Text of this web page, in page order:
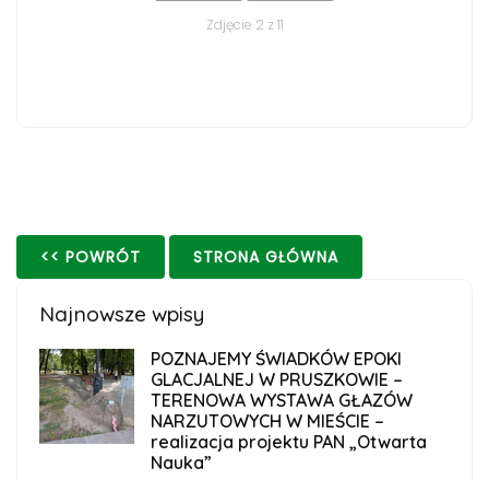
Zdjęcie 2 z 11
<< POWRÓT STRONA GŁÓWNA
Najnowsze wpisy
POZNAJEMY ŚWIADKÓW EPOKI
GLACJALNEJ W PRUSZKOWIE –
TERENOWA WYSTAWA GŁAZÓW
NARZUTOWYCH W MIEŚCIE –
realizacja projektu PAN „Otwarta
Nauka”